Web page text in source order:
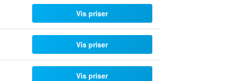
Vis priser
Vis priser
Vis priser